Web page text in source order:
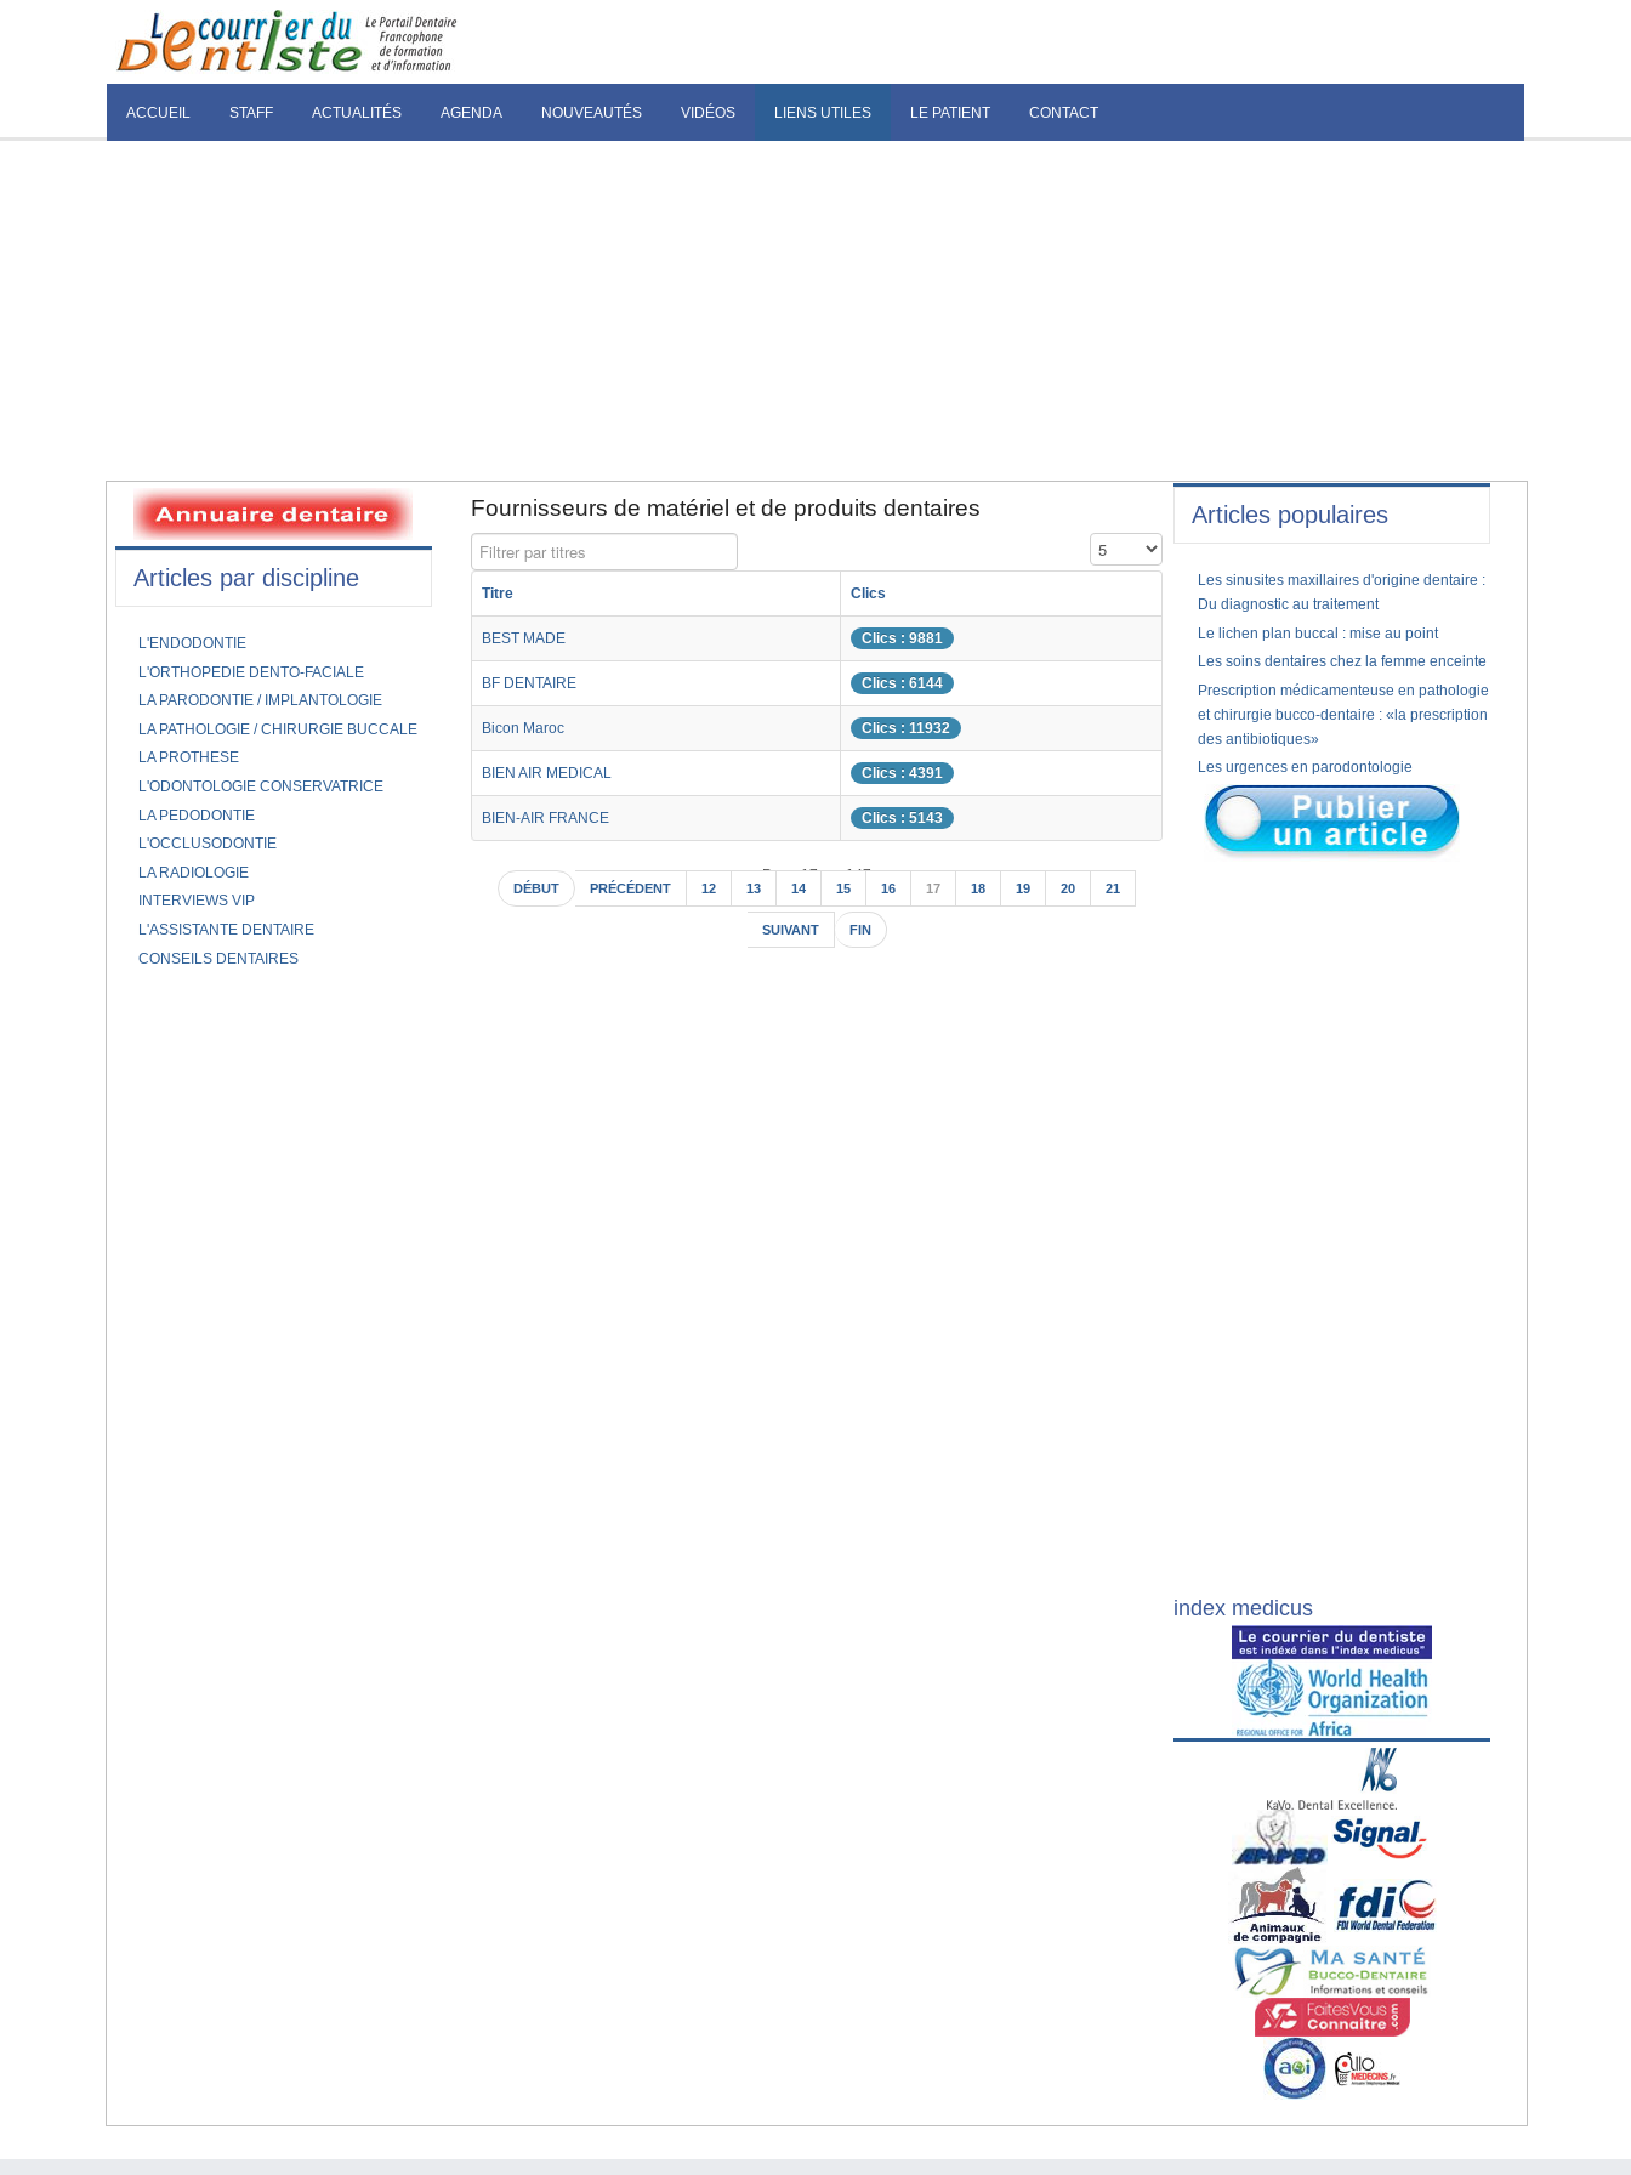
ACCUEIL STAFF ACTUALITÉS AGENDA NOUVEAUTÉS VIDÉOS LIENS UTILES LE PATIENT CONTACT
Fournisseurs de matériel et de produits dentaires
Filtrer par titres Affichage #
Titre Clics
BEST MADE Clics : 9881
BF DENTAIRE Clics : 6144
Bicon Maroc Clics : 11932
BIEN AIR MEDICAL Clics : 4391
BIEN-AIR FRANCE Clics : 5143
Page 17 sur 147
DÉBUT PRÉCÉDENT 12 13 14 15 16 17 18 19 20 21
SUIVANT FIN
Articles par discipline
L'ENDODONTIE
L'ORTHOPEDIE DENTO-FACIALE
LA PARODONTIE / IMPLANTOLOGIE
LA PATHOLOGIE / CHIRURGIE BUCCALE
LA PROTHESE
L'ODONTOLOGIE CONSERVATRICE
LA PEDODONTIE
L'OCCLUSODONTIE
LA RADIOLOGIE
INTERVIEWS VIP
L'ASSISTANTE DENTAIRE
CONSEILS DENTAIRES
Articles populaires
Les sinusites maxillaires d'origine dentaire :
Du diagnostic au traitement
Le lichen plan buccal : mise au point
Les soins dentaires chez la femme enceinte
Prescription médicamenteuse en pathologie
et chirurgie bucco-dentaire : «la prescription
des antibiotiques»
Les urgences en parodontologie
index medicus